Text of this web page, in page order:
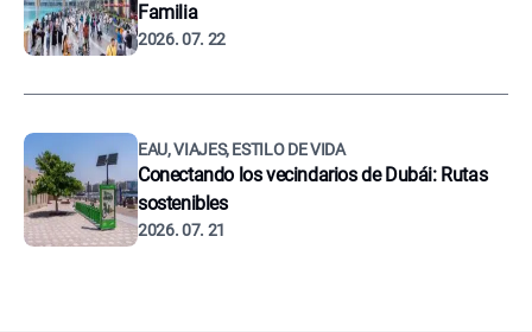
Familia
2026. 07. 22
EAU, VIAJES, ESTILO DE VIDA
Conectando los vecindarios de Dubái: Rutas
sostenibles
2026. 07. 21